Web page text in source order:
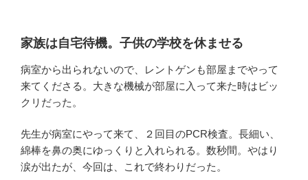
家族は自宅待機。子供の学校を休ませる
病室から出られないので、レントゲンも部屋までやって
来てくださる。大きな機械が部屋に入って来た時はビッ
クリだった。
先生が病室にやって来て、２回目のPCR検査。長細い、
綿棒を鼻の奥にゆっくりと入れられる。数秒間。やはり
涙が出たが、今回は、これで終わりだった。